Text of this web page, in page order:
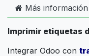
Más información
Imprimir etiquetas
Integrar Odoo con